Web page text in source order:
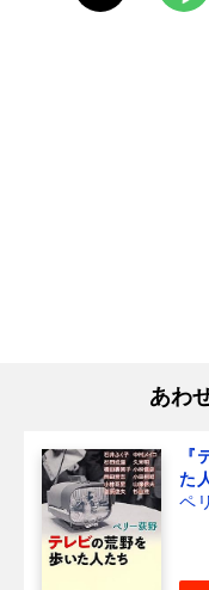
あわ
『
た
ペ